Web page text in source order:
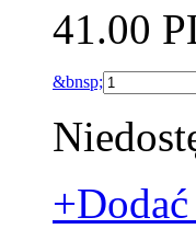
41.00
&bnsp;